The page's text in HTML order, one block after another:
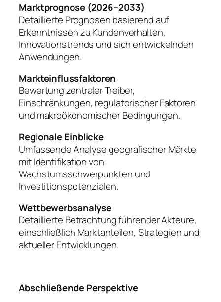
Marktprognose (2026–2033)
Detaillierte Prognosen basierend auf
Erkenntnissen zu Kundenverhalten,
Innovationstrends und sich entwickelnden
Anwendungen.
Markteinflussfaktoren
Bewertung zentraler Treiber,
Einschränkungen, regulatorischer Faktoren
und makroökonomischer Bedingungen.
Regionale Einblicke
Umfassende Analyse geografischer Märkte
mit Identifikation von
Wachstumsschwerpunkten und
Investitionspotenzialen.
Wettbewerbsanalyse
Detaillierte Betrachtung führender Akteure,
einschließlich Marktanteilen, Strategien und
aktueller Entwicklungen.
Abschließende Perspektive